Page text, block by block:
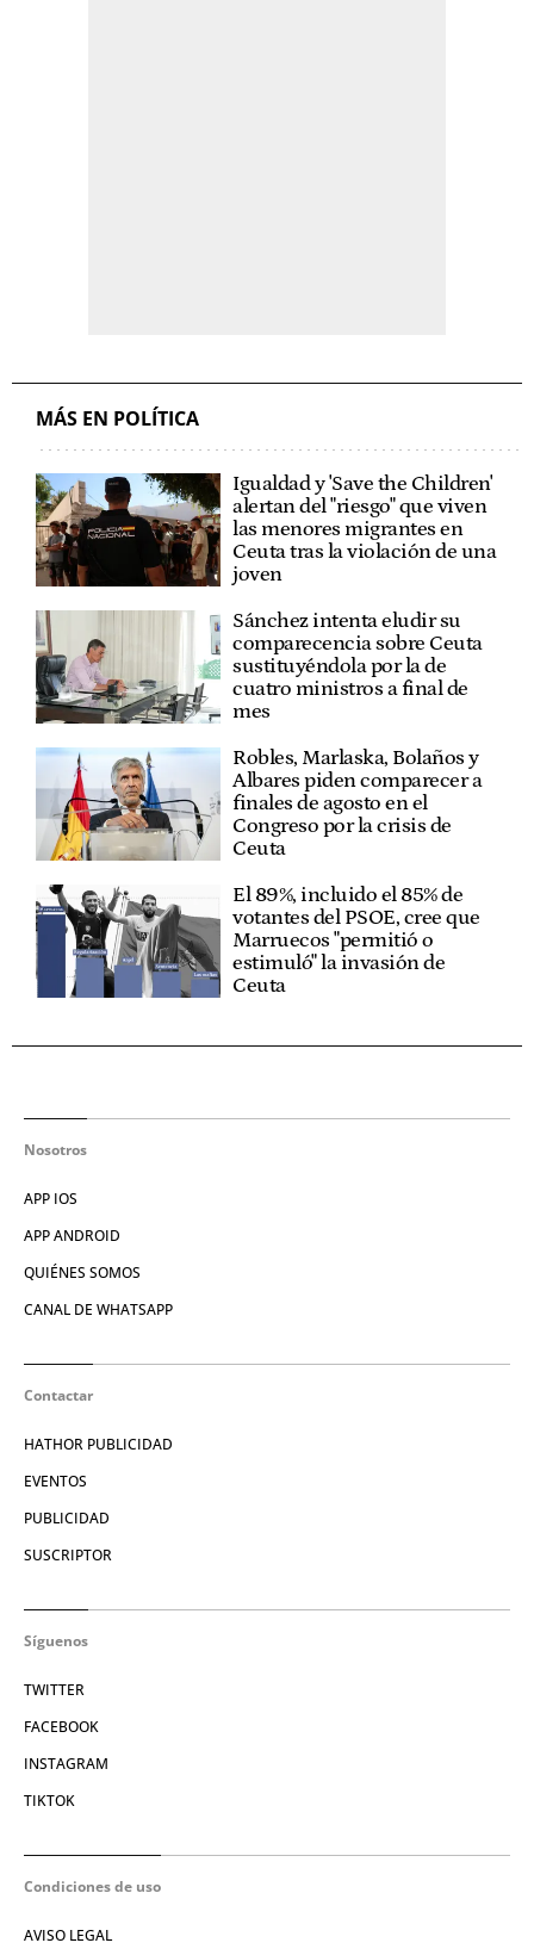
MÁS EN POLÍTICA
Igualdad y 'Save the Children'
alertan del "riesgo" que viven
las menores migrantes en
Ceuta tras la violación de una
joven
Sánchez intenta eludir su
comparecencia sobre Ceuta
sustituyéndola por la de
cuatro ministros a final de
mes
Robles, Marlaska, Bolaños y
Albares piden comparecer a
finales de agosto en el
Congreso por la crisis de
Ceuta
El 89%, incluido el 85% de
votantes del PSOE, cree que
Marruecos "permitió o
estimuló" la invasión de
Ceuta
Nosotros
APP IOS
APP ANDROID
QUIÉNES SOMOS
CANAL DE WHATSAPP
Contactar
HATHOR PUBLICIDAD
EVENTOS
PUBLICIDAD
SUSCRIPTOR
Síguenos
TWITTER
FACEBOOK
INSTAGRAM
TIKTOK
Condiciones de uso
AVISO LEGAL